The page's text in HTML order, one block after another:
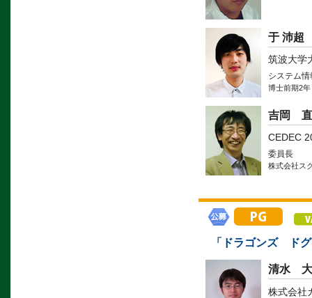
于 沛超
筑波大学
システム
博士前期2年
吉岡
CEDEC
委員長
株式会社ス
「ドラゴンズ ド
清水
株式会社